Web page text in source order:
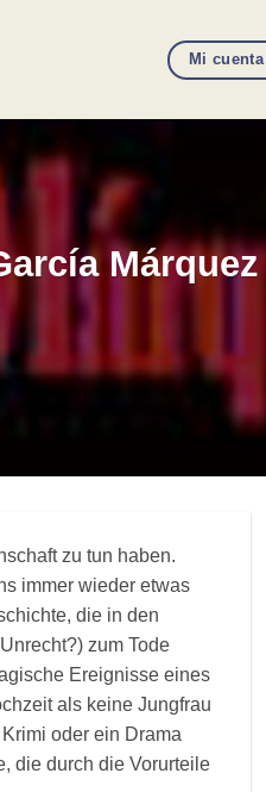
Mi cuenta
Márquez
zu tun haben.
immer wieder etwas
die in den
zum Tode
Ereignisse eines
als keine Jungfrau
oder ein Drama
die durch die Vorurteile